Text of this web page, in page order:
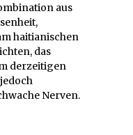
aus
haitianischen
das
derzeitigen
Nerven.